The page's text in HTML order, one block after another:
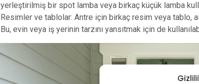
yerleştirilmiş bir spot lamba veya birkaç küçük lamba
Resimler ve tablolar: Antre için birkaç resim veya tablo,
Bu, evin veya iş yerinin tarzını yansıtmak için de